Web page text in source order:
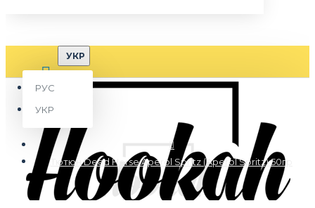
УКР
РУС
УКР
Тютюн Dead Horse Aperol Spritz (Aperol Spritz) 50гр